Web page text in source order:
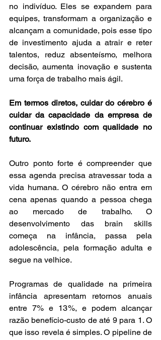
no indivíduo. Eles se expandem para
equipes, transformam a organização e
alcançam a comunidade, pois esse tipo
de investimento ajuda a atrair e reter
talentos, reduz absenteísmo, melhora
decisão, aumenta inovação e sustenta
uma força de trabalho mais ágil.
Em termos diretos, cuidar do cérebro é
cuidar da capacidade da empresa de
continuar existindo com qualidade no
futuro.
Outro ponto forte é compreender que
essa agenda precisa atravessar toda a
vida humana. O cérebro não entra em
cena apenas quando a pessoa chega
ao mercado de trabalho. O
desenvolvimento das brain skills
começa na infância, passa pela
adolescência, pela formação adulta e
segue na velhice.
Programas de qualidade na primeira
infância apresentam retornos anuais
entre 7% e 13%, e podem alcançar
razão benefício-custo de até 9 para 1. O
que isso revela é simples. O pipeline de